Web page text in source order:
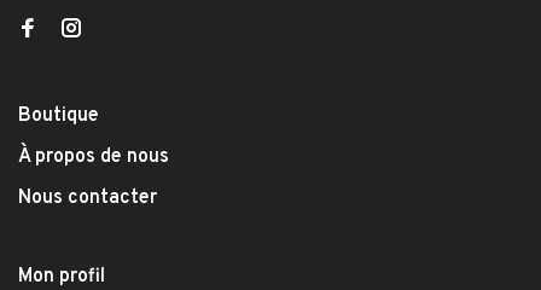
Boutique
À propos de nous
Nous contacter
Mon profil